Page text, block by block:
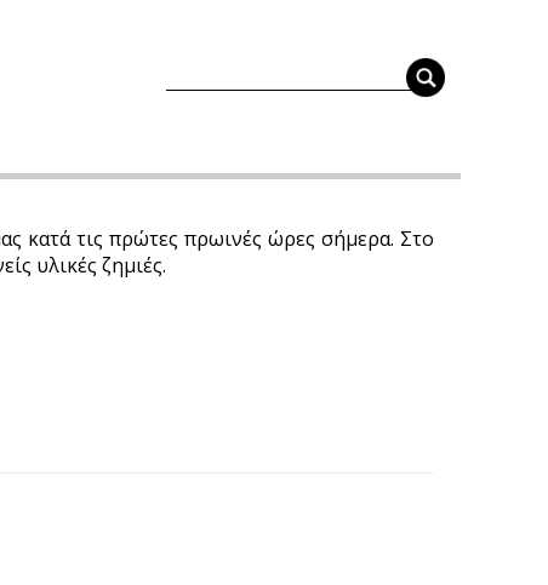
κατά τις πρώτες πρωινές ώρες σήμερα. Στο
υλικές ζημιές.